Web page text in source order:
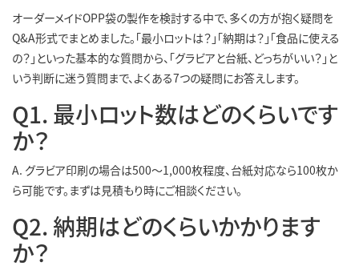
オーダーメイドOPP袋の製作を検討する中で、多くの方が抱く疑問を
Q&A形式でまとめました。「最小ロットは？」「納期は？」「食品に使える
の？」といった基本的な質問から、「グラビアと台紙、どっちがいい？」と
いう判断に迷う質問まで、よくある7つの疑問にお答えします。
Q1. 最小ロット数はどのくらいです
か？
A. グラビア印刷の場合は500〜1,000枚程度、台紙対応なら100枚か
ら可能です。まずは見積もり時にご相談ください。
Q2. 納期はどのくらいかかります
か？